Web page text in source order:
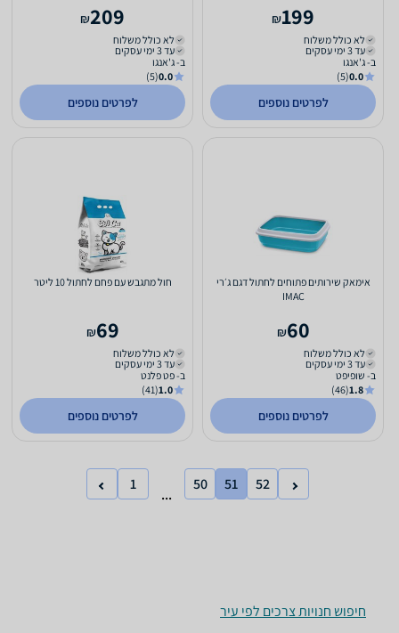
199
₪
לא כולל משלוח
עד 3 ימי עסקים
ב- ג'אנגו
0.0
(5)
לפרטים נוספים
209
₪
לא כולל משלוח
עד 3 ימי עסקים
ב- ג'אנגו
0.0
(5)
לפרטים נוספים
אימאק שירותים פתוחים לחתול דגם ג׳רי
IMAC
60
₪
לא כולל משלוח
עד 3 ימי עסקים
ב- שופיפט
1.8
(46)
לפרטים נוספים
חול מתגבש עם פחם לחתול 10 ליטר
69
₪
לא כולל משלוח
עד 3 ימי עסקים
ב- פט פלנט
1.0
(41)
לפרטים נוספים
1
...
50 51 52
חיפוש חנויות צרכים לפי עיר